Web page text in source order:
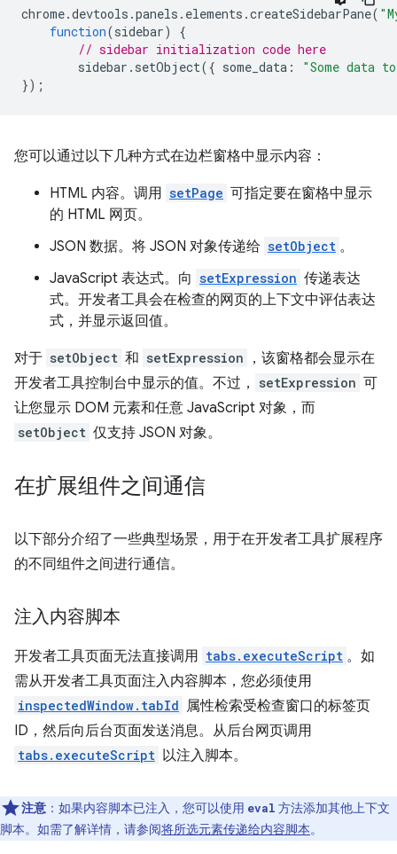
chrome.devtools .panels . elements .createSidebarPane(
function(sidebar)
{
// sidebar initialization code here
sidebar . setObject({ some_data :
"Some data
});
您可以通过以下几种方式在边栏窗格中显示内容：
HTML 内容。调用 setPage 可指定要在窗格中显示
的 HTML 网页。
JSON 数据。将 JSON 对象传递给 setObject 。
JavaScript 表达式。向 setExpression 传递表达
式。开发者工具会在检查的网页的上下文中评估表达
式，并显示返回值。
对于 setObject 和 setExpression
，该窗格都会显示在
开发者工具控制台中显示的值。不过，
setExpression 可
让您显示 DOM 元素和任意 JavaScript 对象，而
setObject 仅支持 JSON 对象。
在扩展组件之间通信
以下部分介绍了一些典型场景，用于在开发者工具扩展程序
的不同组件之间进行通信。
注入内容脚本
开发者工具页面无法直接调用 tabs.executeScript 。如
需从开发者工具页面注入内容脚本，您必须使用
inspectedWindow.tabId 属性检索受检查窗口的标签页
ID，然后向后台页面发送消息。从后台网页调用
tabs.executeScript 以注入脚本。
注意 ：如果内容脚本已注入，您可以使用 eval 方法添加其他上下文
脚本。如需了解详情，请参阅将所选元素传递给内容脚本。